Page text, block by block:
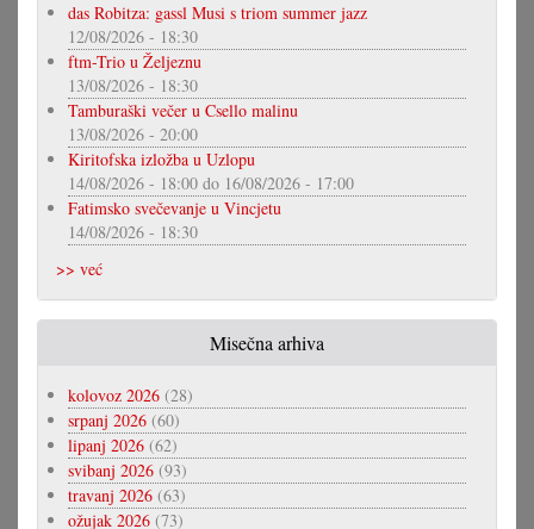
das Robitza: gassl Musi s triom summer jazz
12/08/2026 - 18:30
ftm-Trio u Željeznu
13/08/2026 - 18:30
Tamburaški večer u Csello malinu
13/08/2026 - 20:00
Kiritofska izložba u Uzlopu
14/08/2026 - 18:00 do 16/08/2026 - 17:00
Fatimsko svečevanje u Vincjetu
14/08/2026 - 18:30
>> već
Misečna arhiva
kolovoz 2026 (28)
srpanj 2026 (60)
lipanj 2026 (62)
svibanj 2026 (93)
travanj 2026 (63)
ožujak 2026 (73)